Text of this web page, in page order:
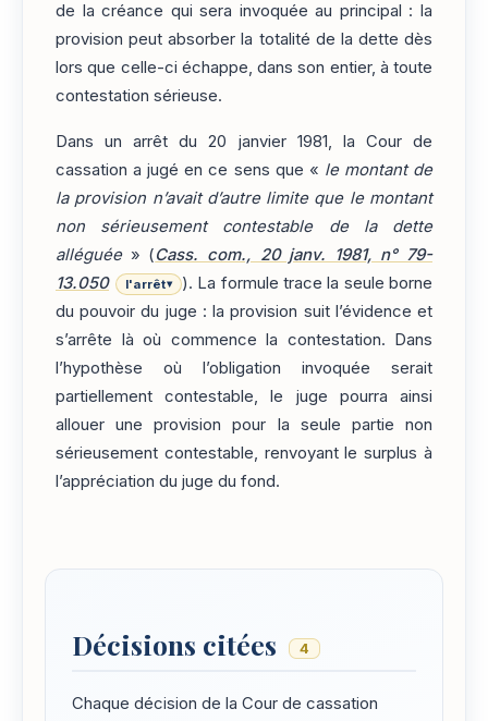
de la créance qui sera invoquée au principal : la
provision peut absorber la totalité de la dette dès
lors que celle-ci échappe, dans son entier, à toute
contestation sérieuse.
Dans un arrêt du 20 janvier 1981, la Cour de
cassation a jugé en ce sens que « le montant de
la provision n’avait d’autre limite que le montant
non sérieusement contestable de la dette
alléguée» (Cass. com., 20 janv. 1981, n° 79-
13.050
l'arrêt▾
). La formule trace la seule borne
du pouvoir du juge : la provision suit l’évidence et
s’arrête là où commence la contestation. Dans
l’hypothèse où l’obligation invoquée serait
partiellement contestable, le juge pourra ainsi
allouer une provision pour la seule partie non
sérieusement contestable, renvoyant le surplus à
l’appréciation du juge du fond.
Décisions citées 4
Chaque décision de la Cour de cassation